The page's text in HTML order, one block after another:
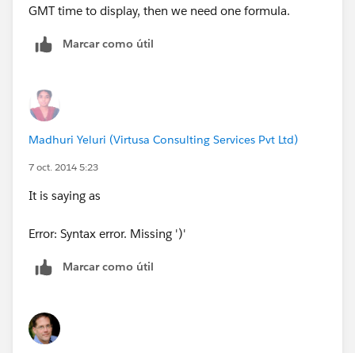
GMT time to display, then we need one formula.
Marcar como útil
Madhuri Yeluri (Virtusa Consulting Services Pvt Ltd)
7 oct. 2014 5:23
It is saying as
Error: Syntax error. Missing ')'
Marcar como útil